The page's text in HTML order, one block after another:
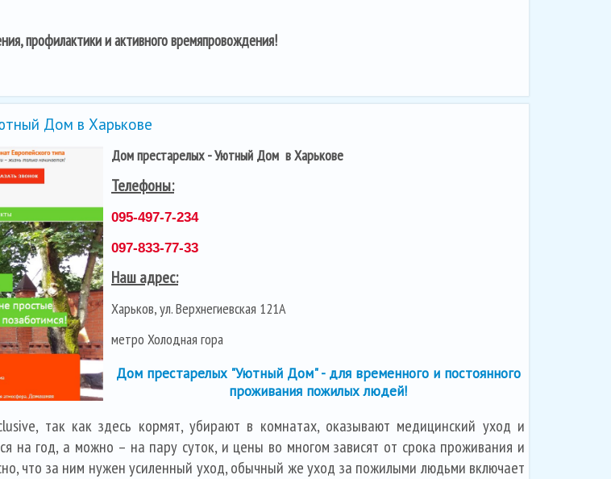
профилактики и активного времяпровождения!
Дом в Харькове
Дом престарелых - Уютный Дом в Харькове
Телефоны:
095-497-7-234
097-833-77-33
Наш адрес:
Харьков, ул. Верхнегиевская 121А
метро Холодная гора
Дом престарелых "Уютный Дом" - для временного и постоянного
проживания пожилых людей!
так как здесь кормят, убирают в комнатах, оказывают медицинский уход и
на год, а можно – на пару суток, и цены во многом зависят от срока проживания и
что за ним нужен усиленный уход, обычный же уход за пожилыми людьми включает